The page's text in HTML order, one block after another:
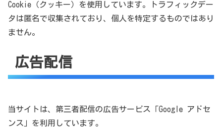
Cookie（クッキー）を使用しています。トラフィックデー
タは匿名で収集されており、個人を特定するものではあり
ません。
広告配信
当サイトは、第三者配信の広告サービス「Google アドセ
ンス」を利用しています。